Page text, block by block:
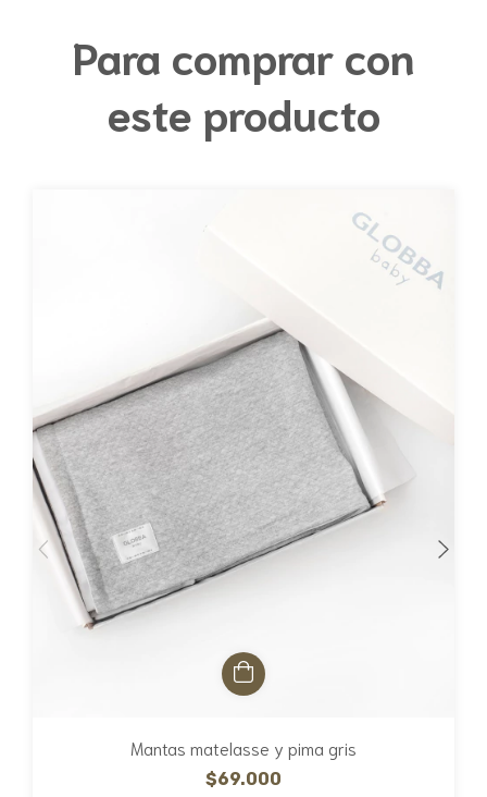
Para comprar con
este producto
Mantas matelasse y pima gris
$69.000